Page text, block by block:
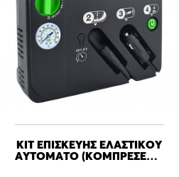
ΚΙΤ ΕΠΙΣΚΕΥΗΣ ΕΛΑΣΤΙΚΟΥ
ΑΥΤΟΜΑΤΟ (ΚΟΜΠΡΕΣΕΡ &